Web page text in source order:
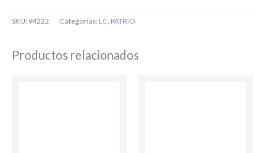
SKU: 94222 Categorías: LC PATRIO
Productos relacionados
O completa el Formulario de registro